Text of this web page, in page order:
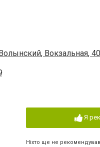
Вокзальная,
Я
Ніхто ще не рекомендував